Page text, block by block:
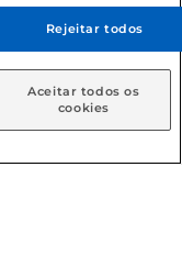
deseja receber
em Loja
direitos
Rejeitar todos
Aceitar todos os
cookies